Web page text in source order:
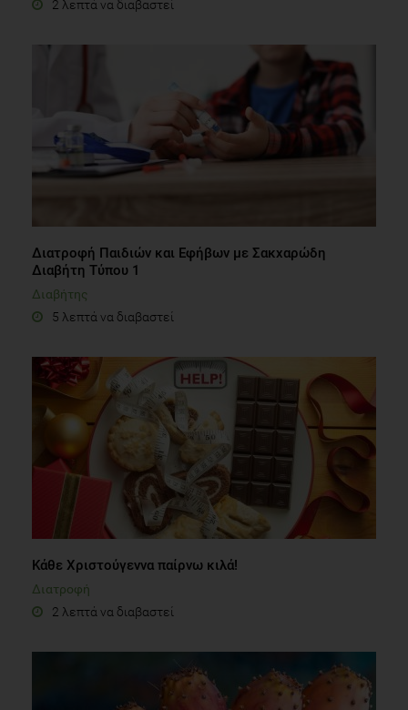
2 λεπτά να διαβαστεί
Διατροφή Παιδιών και Εφήβων με Σακχαρώδη
Διαβήτη Τύπου 1
Διαβήτης
5 λεπτά να διαβαστεί
Κάθε Χριστούγεννα παίρνω κιλά!
Διατροφή
2 λεπτά να διαβαστεί